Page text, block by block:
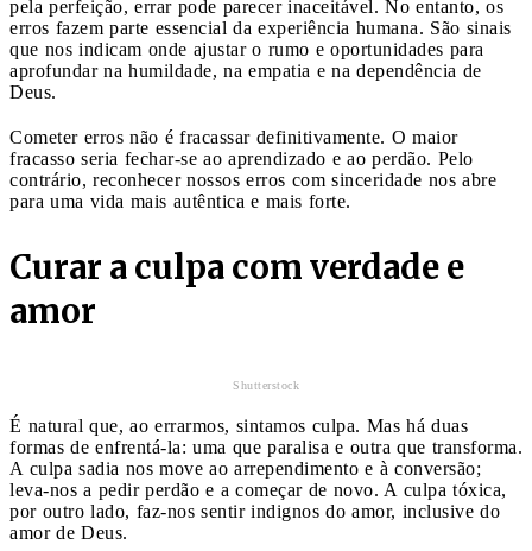
pela perfeição, errar pode parecer inaceitável. No entanto, os
erros fazem parte essencial da experiência humana. São sinais
que nos indicam onde ajustar o rumo e oportunidades para
aprofundar na humildade, na empatia e na dependência de
Deus.
Cometer erros não é fracassar definitivamente. O maior
fracasso seria fechar-se ao aprendizado e ao perdão. Pelo
contrário, reconhecer nossos erros com sinceridade nos abre
para uma vida mais autêntica e mais forte.
Curar a culpa com verdade e
amor
Shutterstock
É natural que, ao errarmos, sintamos culpa. Mas há duas
formas de enfrentá-la: uma que paralisa e outra que transforma.
A culpa sadia nos move ao arrependimento e à conversão;
leva-nos a pedir perdão e a começar de novo. A culpa tóxica,
por outro lado, faz-nos sentir indignos do amor, inclusive do
amor de Deus.